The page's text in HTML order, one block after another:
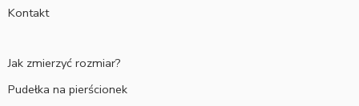
Kontakt
Jak zmierzyć rozmiar?
Pudełka na pierścionek